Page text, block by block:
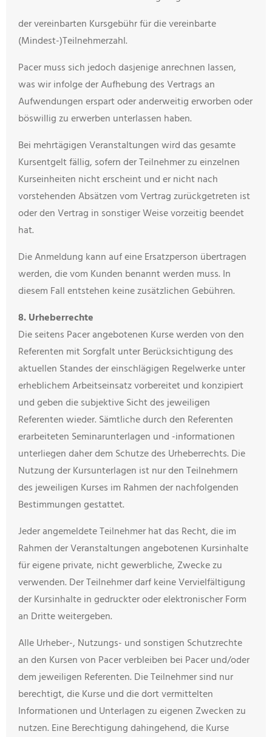
der vereinbarten Kursgebühr für die vereinbarte
(Mindest-)Teilnehmerzahl.
Pacer muss sich jedoch dasjenige anrechnen lassen,
was wir infolge der Aufhebung des Vertrags an
Aufwendungen erspart oder anderweitig erworben oder
böswillig zu erwerben unterlassen haben.
Bei mehrtägigen Veranstaltungen wird das gesamte
Kursentgelt fällig, sofern der Teilnehmer zu einzelnen
Kurseinheiten nicht erscheint und er nicht nach
vorstehenden Absätzen vom Vertrag zurückgetreten ist
oder den Vertrag in sonstiger Weise vorzeitig beendet
hat.
Die Anmeldung kann auf eine Ersatzperson übertragen
werden, die vom Kunden benannt werden muss. In
diesem Fall entstehen keine zusätzlichen Gebühren.
8. Urheberrechte
Die seitens Pacer angebotenen Kurse werden von den
Referenten mit Sorgfalt unter Berücksichtigung des
aktuellen Standes der einschlägigen Regelwerke unter
erheblichem Arbeitseinsatz vorbereitet und konzipiert
und geben die subjektive Sicht des jeweiligen
Referenten wieder. Sämtliche durch den Referenten
erarbeiteten Seminarunterlagen und -informationen
unterliegen daher dem Schutze des Urheberrechts. Die
Nutzung der Kursunterlagen ist nur den Teilnehmern
des jeweiligen Kurses im Rahmen der nachfolgenden
Bestimmungen gestattet.
Jeder angemeldete Teilnehmer hat das Recht, die im
Rahmen der Veranstaltungen angebotenen Kursinhalte
für eigene private, nicht gewerbliche, Zwecke zu
verwenden. Der Teilnehmer darf keine Vervielfältigung
der Kursinhalte in gedruckter oder elektronischer Form
an Dritte weitergeben.
Alle Urheber-, Nutzungs- und sonstigen Schutzrechte
an den Kursen von Pacer verbleiben bei Pacer und/oder
dem jeweiligen Referenten. Die Teilnehmer sind nur
berechtigt, die Kurse und die dort vermittelten
Informationen und Unterlagen zu eigenen Zwecken zu
nutzen. Eine Berechtigung dahingehend, die Kurse